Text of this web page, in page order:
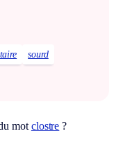
sourd
mot clostre ?